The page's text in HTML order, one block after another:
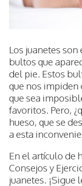
Los juanetes
bultos que
del pie. Estos
que nos impiden
que sea
favoritos. Pero,
hueso, que se
a esta
En el artículo de
Consejos y
juanetes. ¡Sigue